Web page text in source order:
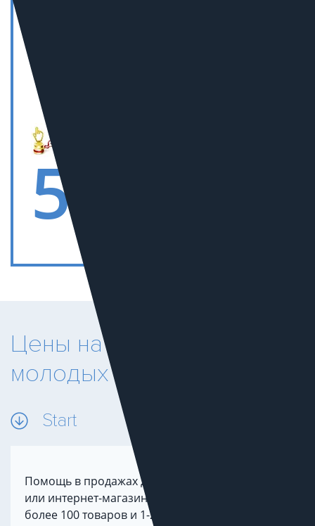
10
5
Цены на SEO для
молодых сайтов
Start
Помощь в продажах для небольшого бизнеса
или интернет-магазина. Как правило, это не
более 100 товаров и 1-2 регионов продаж.